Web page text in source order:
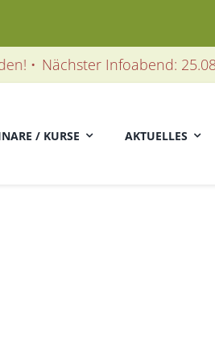
• Nächster Infoabend:
/ KURSE AKTUELLES